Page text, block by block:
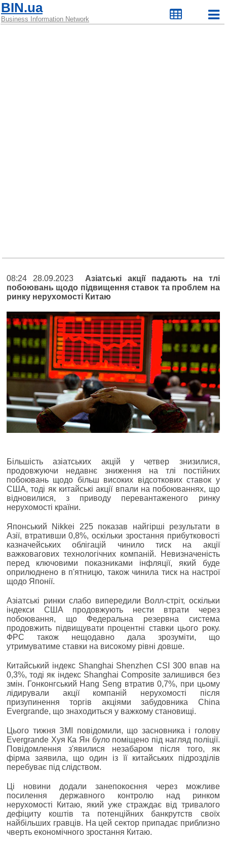
BIN.ua
Business Information Network
08:24 28.09.2023 Азіатські акції падають на тлі
побоювань щодо підвищення ставок та проблем на
ринку нерухомості Китаю
Більшість азіатських акцій у четвер знизилися,
продовжуючи недавнє зниження на тлі постійних
побоювань щодо більш високих відсоткових ставок у
США, тоді як китайські акції впали на побоюваннях, що
відновилися, з приводу перевантаженого ринку
нерухомості країни.
Японський Nikkei 225 показав найгірші результати в
Азії, втративши 0,8%, оскільки зростання прибутковості
казначейських облігацій чинило тиск на акції
важковагових технологічних компаній. Невизначеність
перед ключовими показниками інфляції, який буде
оприлюднено в п'ятницю, також чинила тиск на настрої
щодо Японії.
Азіатські ринки слабо випередили Волл-стріт, оскільки
індекси США продовжують нести втрати через
побоювання, що Федеральна резервна система
продовжить підвищувати процентні ставки цього року.
ФРС також нещодавно дала зрозуміти, що
утримуватиме ставки на високому рівні довше.
Китайський індекс Shanghai Shenzhen CSI 300 впав на
0,3%, тоді як індекс Shanghai Composite залишився без
змін. Гонконгський Hang Seng втратив 0,7%, при цьому
лідирували акції компаній нерухомості після
призупинення торгів акціями забудовника China
Evergrande, що знаходиться у важкому становищі.
Цього тижня ЗМІ повідомили, що засновника і голову
Evergrande Хуя Ка Ян було поміщено під нагляд поліції.
Повідомлення з'явилися незабаром після того, як
фірма заявила, що один із її китайських підрозділів
перебуває під слідством.
Ці новини додали занепокоєння через можливе
посилення державного контролю над ринком
нерухомості Китаю, який уже страждає від тривалого
дефіциту коштів та потенційних банкрутств своїх
найбільших гравців. На цей сектор припадає приблизно
чверть економічного зростання Китаю.